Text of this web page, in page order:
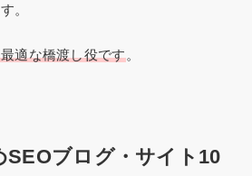
。
適な橋渡し役です。
SEOブログ・サイト10